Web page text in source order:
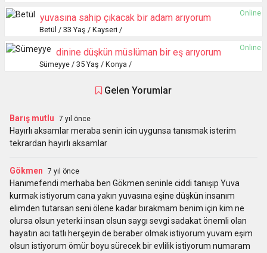
Online
yuvasına sahip çıkacak bir adam arıyorum
Betül / 33 Yaş / Kayseri /
Online
dinine düşkün müslüman bir eş arıyorum
Sümeyye / 35 Yaş / Konya /
Gelen Yorumlar
Barış mutlu 7 yıl önce
Hayırlı aksamlar meraba senin icin uygunsa tanısmak isterim
tekrardan hayırlı aksamlar
Gökmen 7 yıl önce
Hanımefendi merhaba ben Gökmen seninle ciddi tanışıp Yuva
kurmak istiyorum cana yakın yuvasına eşine düşkün insanım
elimden tutarsan seni ölene kadar bırakmam benim için kim ne
olursa olsun yeterki insan olsun saygı sevgi sadakat önemli olan
hayatın acı tatlı herşeyin de beraber olmak istiyorum yuvam eşim
olsun istiyorum ömür boyu sürecek bir evlilik istiyorum numaram